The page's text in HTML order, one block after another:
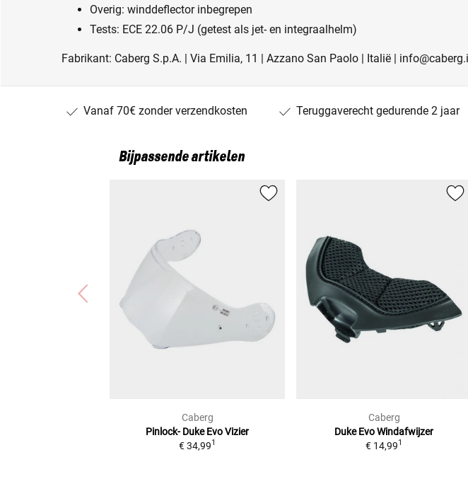
Overig: winddeflector inbegrepen
Tests: ECE 22.06 P/J (getest als jet- en integraalhelm)
Fabrikant: Caberg S.p.A. | Via Emilia, 11 | Azzano San Paolo | Italië |
Vanaf 70€ zonder verzendkosten Teruggaverecht gedurende 2 jaar
Bijpassende artikelen
Caberg
Pinlock- Duke EvoVizier
€ 34,991
Caberg
Duke EvoWindafwijzer
€ 14,991